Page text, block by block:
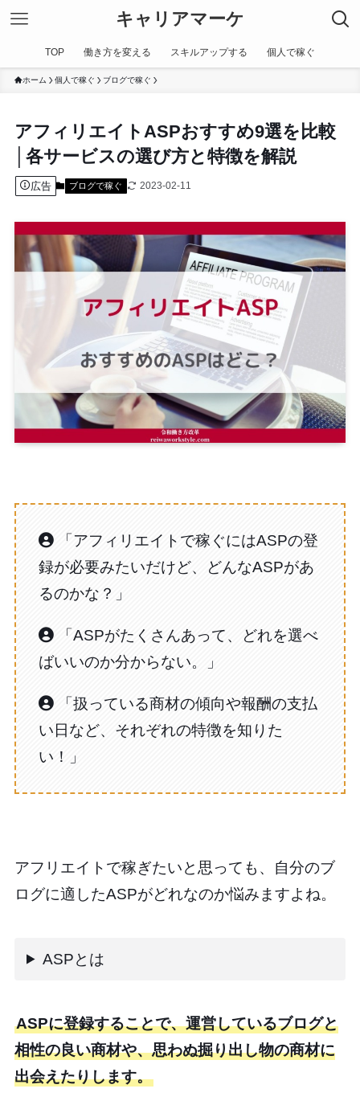
キャリアマーケ
TOP 働き方を変える スキルアップする 個人で稼ぐ
ホーム 個人で稼ぐ ブログで稼ぐ
アフィリエイトASPおすすめ9選を比較
│各サービスの選び方と特徴を解説
広告 ブログで稼ぐ 2023-02-11
「アフィリエイトで稼ぐにはASPの登
録が必要みたいだけど、どんなASPがあ
るのかな？」
「ASPがたくさんあって、どれを選べ
ばいいのか分からない。」
「扱っている商材の傾向や報酬の支払
い日など、それぞれの特徴を知りた
い！」
アフリエイトで稼ぎたいと思っても、自分のブ
ログに適したASPがどれなのか悩みますよね。
ASPとは
ASPに登録することで、運営しているブログと
相性の良い商材や、思わぬ掘り出し物の商材に
出会えたりします。